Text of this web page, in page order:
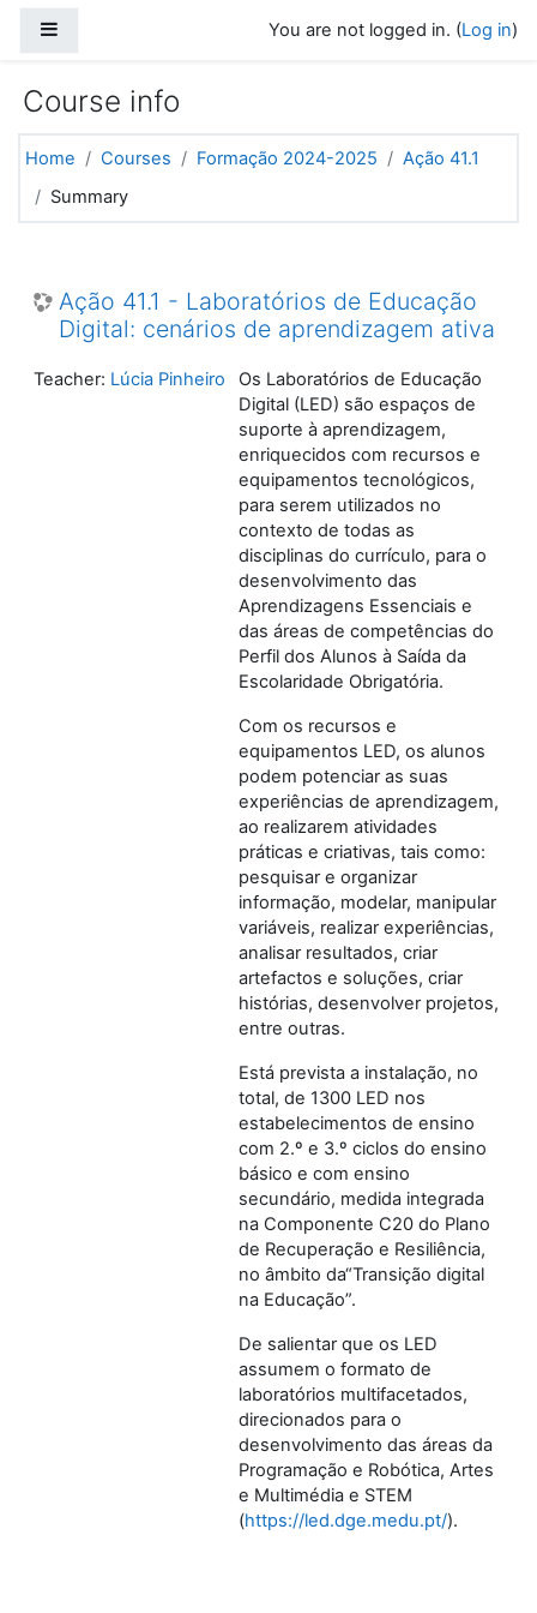
You are not logged in. (Log in)
Course info
Home Courses Formação 2024-2025
Ação 41.1
Summary
Ação 41.1 - Laboratórios de Educação
Digital: cenários de aprendizagem ativa
Os Laboratórios de Educação
Digital (LED) são espaços de
suporte à aprendizagem,
enriquecidos com recursos e
equipamentos tecnológicos,
para serem utilizados no
contexto de todas as
disciplinas do currículo, para o
desenvolvimento das
Aprendizagens Essenciais e
das áreas de competências do
Perfil dos Alunos à Saída da
Escolaridade Obrigatória.
Com os recursos e
equipamentos LED, os alunos
podem potenciar as suas
experiências de aprendizagem,
ao realizarem atividades
práticas e criativas, tais como:
pesquisar e organizar
informação, modelar, manipular
variáveis, realizar experiências,
analisar resultados, criar
artefactos e soluções, criar
histórias, desenvolver projetos,
entre outras.
Está prevista a instalação, no
total, de 1300 LED nos
estabelecimentos de ensino
com 2.º e 3.º ciclos do ensino
básico e com ensino
secundário, medida integrada
na Componente C20 do Plano
de Recuperação e Resiliência,
no âmbito da“Transição digital
na Educação”.
De salientar que os LED
assumem o formato de
laboratórios multifacetados,
direcionados para o
desenvolvimento das áreas da
Programação e Robótica, Artes
e Multimédia e STEM
(https://led.dge.medu.pt/).
Teacher: Lúcia Pinheiro